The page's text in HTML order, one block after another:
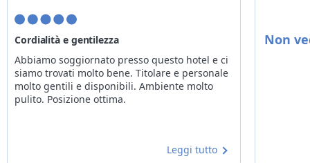
Cordialità e gentilezza
Abbiamo soggiornato presso questo hotel e ci
siamo trovati molto bene. Titolare e personale
molto gentili e disponibili. Ambiente molto
pulito. Posizione ottima.
Leggi tutto
Non